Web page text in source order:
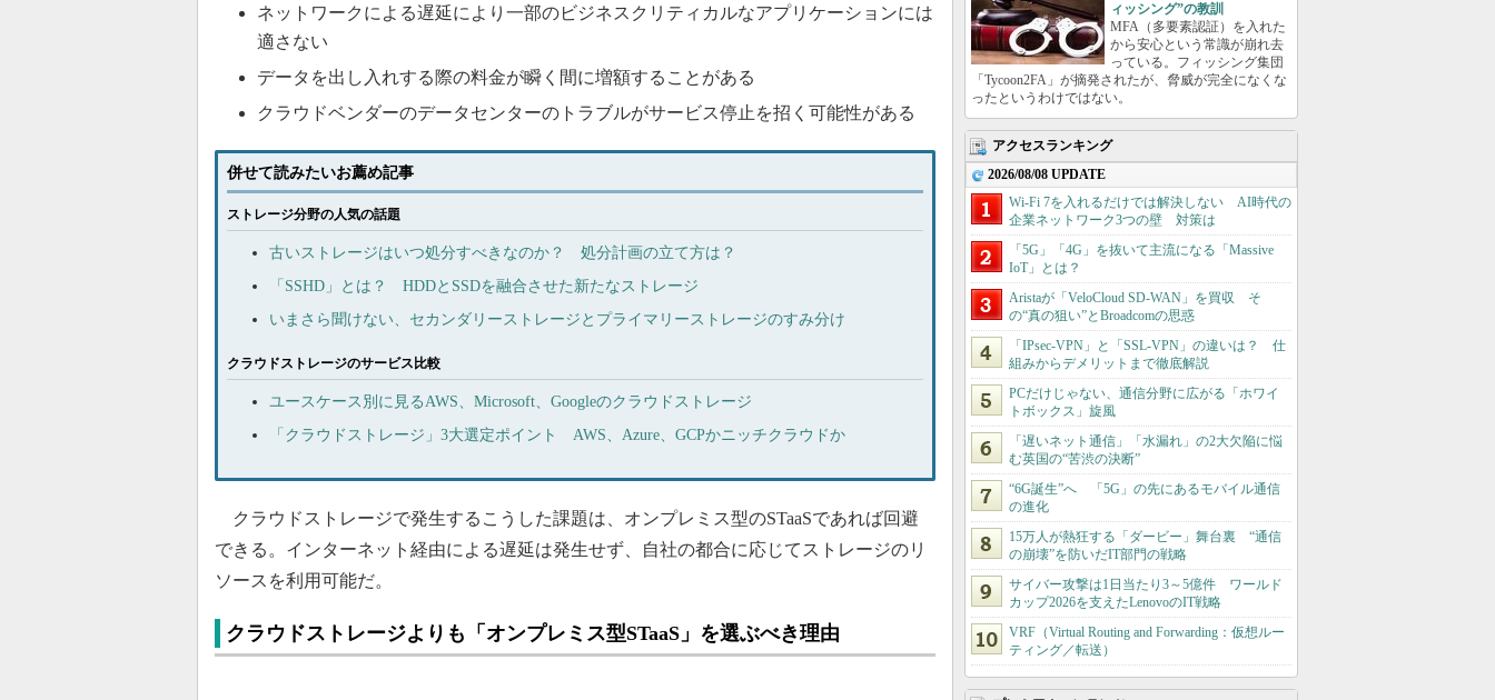
ネットワークによる遅延により一部のビジネスクリティカルなアプリケーションには
適さない
データを出し入れする際の料金が瞬く間に増額することがある
クラウドベンダーのデータセンターのトラブルがサービス停止を招く可能性がある
併せて読みたいお薦め記事
ストレージ分野の人気の話題
古いストレージはいつ処分すべきなのか？ 処分計画の立て方は？
「SSHD」とは？ HDDとSSDを融合させた新たなストレージ
いまさら聞けない、セカンダリーストレージとプライマリーストレージのすみ分け
クラウドストレージのサービス比較
ユースケース別に見るAWS、Microsoft、Googleのクラウドストレージ
「クラウドストレージ」3大選定ポイント AWS、Azure、GCPかニッチクラウドか
クラウドストレージで発生するこうした課題は、オンプレミス型のSTaaSであれば回避
できる。インターネット経由による遅延は発生せず、自社の都合に応じてストレージのリ
ソースを利用可能だ。
クラウドストレージよりも「オンプレミス型STaaS」を選ぶべき理由
ィッシング”の教訓
MFA（多要素認証）を入れた
から安心という常識が崩れ去
っている。フィッシング集団
「Tycoon2FA」が摘発されたが、脅威が完全になくな
ったというわけではない。
アクセスランキング
2026/08/08 UPDATE
Wi-Fi 7を入れるだけでは解決しない AI時代の
企業ネットワーク3つの壁 対策は
「5G」「4G」を抜いて主流になる「Massive
IoT」とは？
Aristaが「VeloCloud SD-WAN」を買収 そ
の“真の狙い”とBroadcomの思惑
「IPsec-VPN」と「SSL-VPN」の違いは？ 仕
組みからデメリットまで徹底解説
PCだけじゃない、通信分野に広がる「ホワイ
トボックス」旋風
「遅いネット通信」「水漏れ」の2大欠陥に悩
む英国の“苦渋の決断”
“6G誕生”へ 「5G」の先にあるモバイル通信
の進化
15万人が熱狂する「ダービー」舞台裏 “通信
の崩壊”を防いだIT部門の戦略
サイバー攻撃は1日当たり3～5億件 ワールド
カップ2026を支えたLenovoのIT戦略
VRF（Virtual Routing and Forwarding：仮想ルー
ティング／転送）